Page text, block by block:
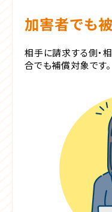
加害者でも
相手に請求する側・
合でも補償対象です。